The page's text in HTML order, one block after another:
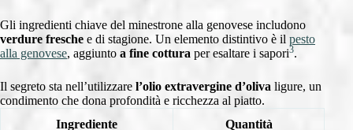
Gli ingredienti chiave del minestrone alla genovese includono
verdure fresche e di stagione. Un elemento distintivo è il pesto
alla genovese, aggiunto a fine cottura per esaltare i sapori3.
Il segreto sta nell’utilizzare l’olio extravergine d’oliva ligure, un
condimento che dona profondità e ricchezza al piatto.
Ingrediente
Quantità